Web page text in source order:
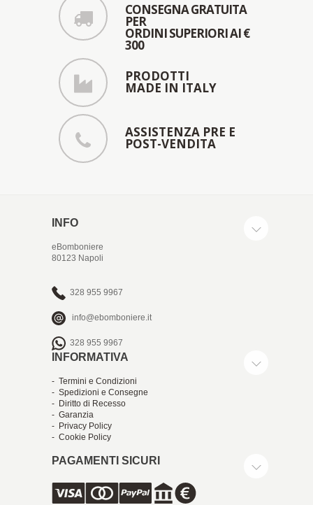
CONSEGNA GRATUITA
PER
ORDINI SUPERIORI AI €
300
PRODOTTI
MADE IN ITALY
ASSISTENZA PRE E
POST-VENDITA
INFO
eBomboniere
80123 Napoli
328 955 9967
info@ebomboniere.it
328 955 9967
INFORMATIVA
- Termini e Condizioni
- Spedizioni e Consegne
- Diritto di Recesso
- Garanzia
- Privacy Policy
- Cookie Policy
PAGAMENTI SICURI